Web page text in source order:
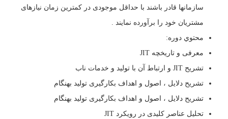
سازمانها قادر باشند با حداقل موجودی در کمترین زمان نیازهای
مشتریان خود را برآورده نمایند .
محتوي دوره:
معرفی و تاریخچه JIT
تشریح JIT و ارتباط آن با تولید و خدمات ناب
تشریح دلایل ، اصول و اهداف بکارگیری تولید بهنگام
تشریح دلایل ، اصول و اهداف بکارگیری تولید بهنگام
تحلیل عناصر کلیدی در رویکرد JIT